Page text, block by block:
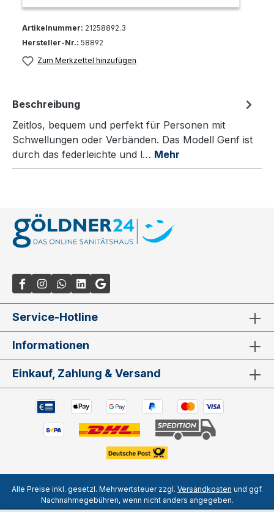
Artikelnummer: 21258892.3
Hersteller-Nr.: 58892
Zum Merkzettel hinzufügen
Beschreibung
Zeitlos, bequem und perfekt für Personen mit
Schwellungen oder Verbänden. Das Modell Genf ist
durch das federleichte und l… Mehr
Service-Hotline
Informationen
Einkauf, Zahlung & Versand
Alle Preise inkl. gesetzl. Mehrwertsteuer zzgl. Versandkosten und ggf.
Nachnahmegebühren, wenn nicht anders angegeben.